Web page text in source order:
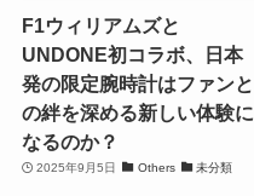
F1ウィリアムズと
UNDONE初コラボ、日本
発の限定腕時計はファンと
の絆を深める新しい体験に
なるのか？
2025年9月5日 Others 未分類